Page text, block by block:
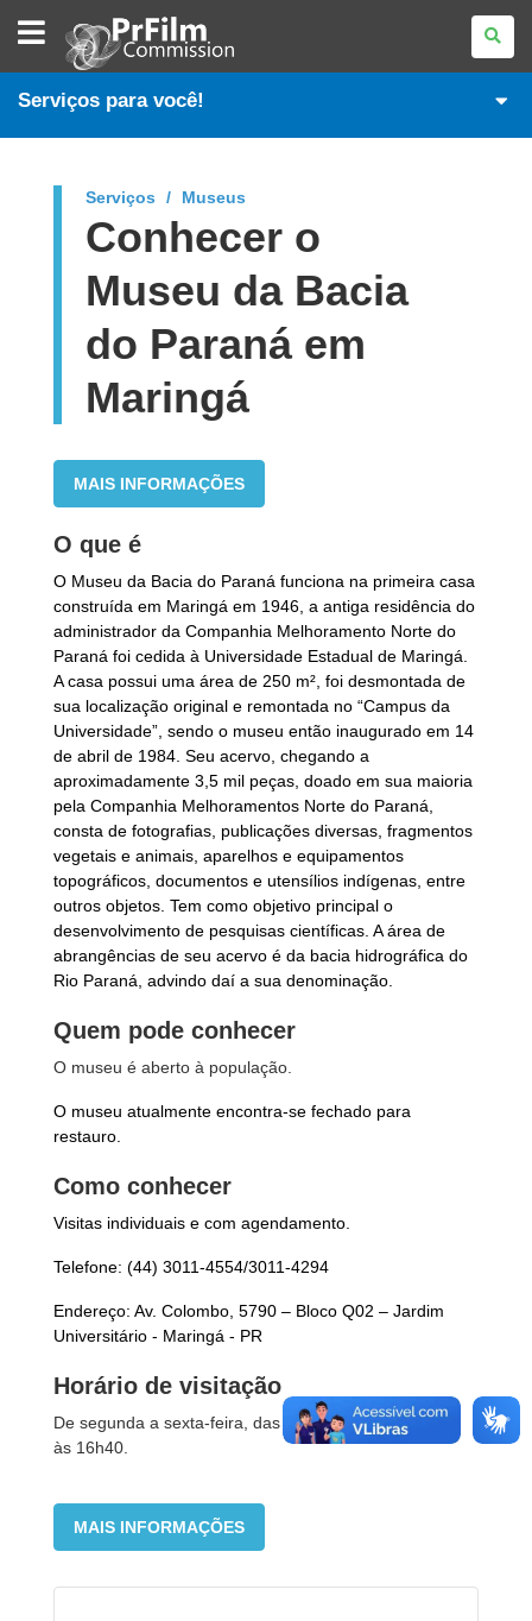
FILM
COMMISSION
Serviços para você!
Serviços Museus
Conhecer o
Museu da Bacia
do Paraná em
Maringá
MAIS INFORMAÇÕES
O que é
O Museu da Bacia do Paraná funciona na primeira casa
construída em Maringá em 1946, a antiga residência do
administrador da Companhia Melhoramento Norte do
Paraná foi cedida à Universidade Estadual de Maringá.
A casa possui uma área de 250 m², foi desmontada de
sua localização original e remontada no “Campus da
Universidade”, sendo o museu então inaugurado em 14
de abril de 1984. Seu acervo, chegando a
aproximadamente 3,5 mil peças, doado em sua maioria
pela Companhia Melhoramentos Norte do Paraná,
consta de fotografias, publicações diversas, fragmentos
vegetais e animais, aparelhos e equipamentos
topográficos, documentos e utensílios indígenas, entre
outros objetos. Tem como objetivo principal o
desenvolvimento de pesquisas científicas. A área de
abrangências de seu acervo é da bacia hidrográfica do
Rio Paraná, advindo daí a sua denominação.
Quem pode conhecer
O museu é aberto à população.
O museu atualmente encontra-se fechado para
restauro.
Como conhecer
Visitas individuais e com agendamento.
Telefone: (44) 3011-4554/3011-4294
Endereço: Av. Colombo, 5790 – Bloco Q02 – Jardim
Universitário - Maringá - PR
Horário de visitação
De segunda a sexta-feira, das 8h às 11h15 e das 13h
às 16h40.
MAIS INFORMAÇÕES